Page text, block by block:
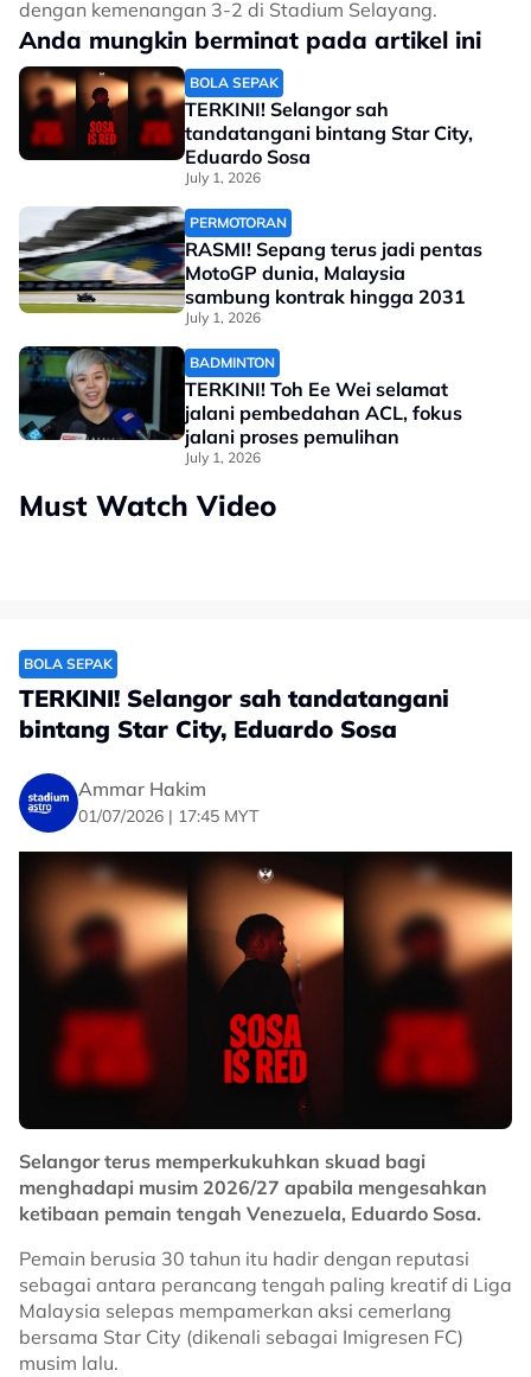
dengan kemenangan 3-2 di Stadium Selayang.
Anda mungkin berminat pada artikel ini
BOLA SEPAK
TERKINI! Selangor sah
tandatangani bintang Star City,
Eduardo Sosa
July 1, 2026
PERMOTORAN
RASMI! Sepang terus jadi pentas
MotoGP dunia, Malaysia
sambung kontrak hingga 2031
July 1, 2026
BADMINTON
TERKINI! Toh Ee Wei selamat
jalani pembedahan ACL, fokus
jalani proses pemulihan
July 1, 2026
Must Watch Video
BOLA SEPAK
TERKINI! Selangor sah tandatangani
bintang Star City, Eduardo Sosa
Ammar Hakim
01/07/2026 | 17:45 MYT
Selangor terus memperkukuhkan skuad bagi
menghadapi musim 2026/27 apabila mengesahkan
ketibaan pemain tengah Venezuela, Eduardo Sosa.
Pemain berusia 30 tahun itu hadir dengan reputasi
sebagai antara perancang tengah paling kreatif di Liga
Malaysia selepas mempamerkan aksi cemerlang
bersama Star City (dikenali sebagai Imigresen FC)
musim lalu.